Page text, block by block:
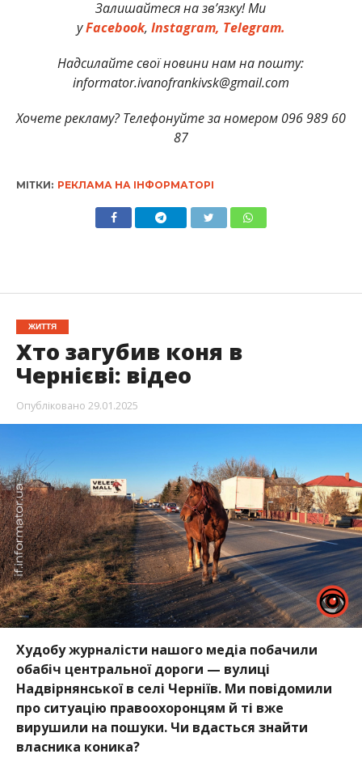
Залишайтеся на зв’язку! Ми
уFacebook, Instagram, Telegram.
Надсилайте свої новини нам на пошту:
informator.ivanofrankivsk@gmail.com
Хочете рекламу? Телефонуйте за номером 096 989 60
87
МІТКИ: РЕКЛАМА НА ІНФОРМАТОРІ
ЖИТТЯ
Хто загубив коня в
Чернієві: відео
Опубліковано 29.01.2025
Худобу журналісти нашого медіа побачили
обабіч центральної дороги — вулиці
Надвірнянської в селі Черніїв. Ми повідомили
про ситуацію правоохоронцям й ті вже
вирушили на пошуки. Чи вдасться знайти
власника коника?